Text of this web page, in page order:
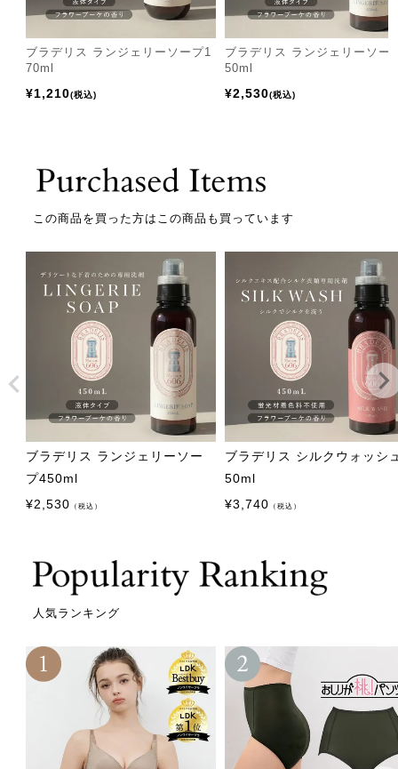
ブラデリス ランジェリーソープ1
70ml
¥1,210 税込
ブラデリス ランジェリーソー
50ml
¥2,530 税込
この商品を買った方はこの商品も買っています
ブラデリス ランジェリーソー
プ450ml
¥2,530 （税込）
ブラデリス シルクウォッシ
50ml
¥3,740 （税込）
人気ランキング